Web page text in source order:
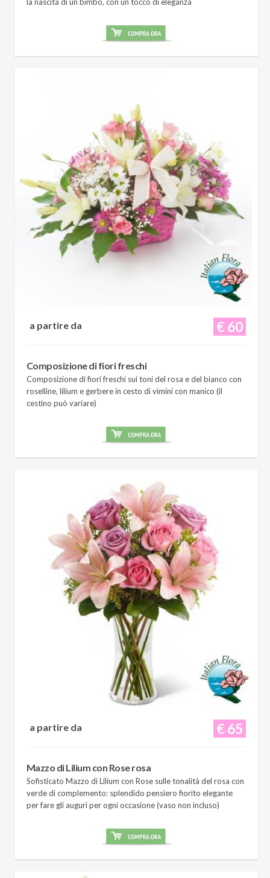
€ 60
a partire da
Composizione di fiori freschi
Composizione di fiori freschi sui toni del rosa e del bianco con
roselline, lilium e gerbere in cesto di vimini con manico (il
cestino può variare)
€ 65
a partire da
Mazzo di Lilium con Rose rosa
Sofisticato Mazzo di Lilium con Rose sulle tonalità del rosa con
verde di complemento: splendido pensiero fiorito elegante
per fare gli auguri per ogni occasione (vaso non incluso)